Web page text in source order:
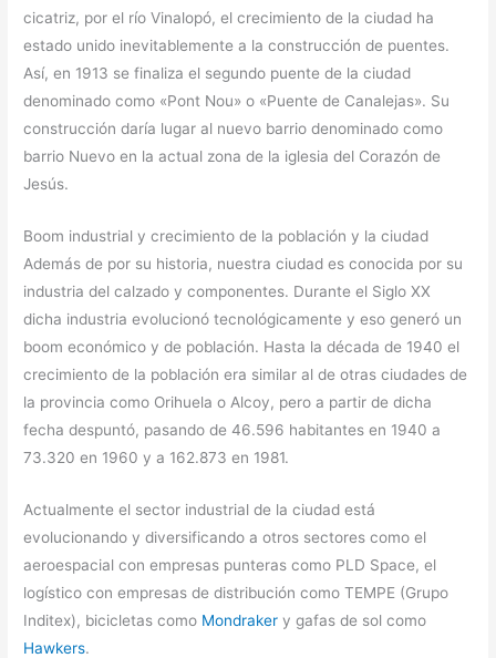
cicatriz, por el río Vinalopó, el crecimiento de la ciudad ha
estado unido inevitablemente a la construcción de puentes.
Así, en 1913 se finaliza el segundo puente de la ciudad
denominado como «Pont Nou» o «Puente de Canalejas». Su
construcción daría lugar al nuevo barrio denominado como
barrio Nuevo en la actual zona de la iglesia del Corazón de
Jesús.
Boom industrial y crecimiento de la población y la ciudad
Además de por su historia, nuestra ciudad es conocida por su
industria del calzado y componentes. Durante el Siglo XX
dicha industria evolucionó tecnológicamente y eso generó un
boom económico y de población. Hasta la década de 1940 el
crecimiento de la población era similar al de otras ciudades de
la provincia como Orihuela o Alcoy, pero a partir de dicha
fecha despuntó, pasando de 46.596 habitantes en 1940 a
73.320 en 1960 y a 162.873 en 1981.
Actualmente el sector industrial de la ciudad está
evolucionando y diversificando a otros sectores como el
aeroespacial con empresas punteras como PLD Space, el
logístico con empresas de distribución como TEMPE (Grupo
Inditex), bicicletas como Mondraker y gafas de sol como
Hawkers.